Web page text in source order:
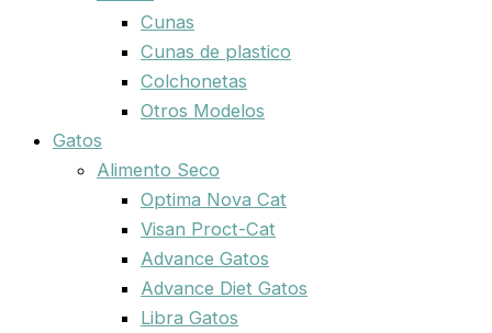
Cunas
Cunas de plastico
Colchonetas
Otros Modelos
Gatos
Alimento Seco
Optima Nova Cat
Visan Proct-Cat
Advance Gatos
Advance Diet Gatos
Libra Gatos